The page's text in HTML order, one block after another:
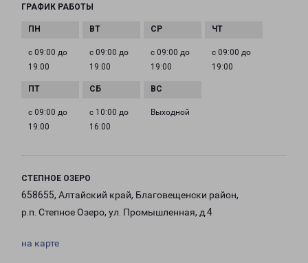
ГРАФИК РАБОТЫ
с 09:00 до
19:00
с 09:00 до
19:00
с 09:00 до
19:00
с 09:00 до
19:00
с 09:00 до
19:00
с 10:00 до
16:00
Выходной
СТЕПНОЕ ОЗЕРО
658655, Алтайский край, Благовещенски район,
р.п. Степное Озеро, ул. Промышленная, д.4
на карте